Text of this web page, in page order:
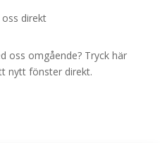
direkt
oss omgående? Tryck här
nytt fönster direkt.